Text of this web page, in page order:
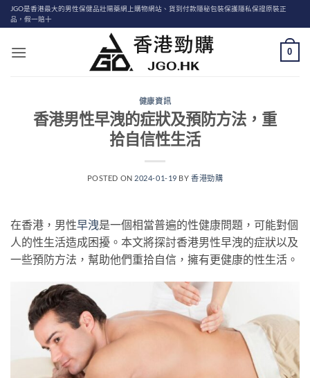
Skip
to
JGO是香港最大的男性保健品壯陽藥網上購物網站、貨到付款隱秘包裝保護隱私保證原裝正
品，假一賠十
0
健康資訊
香港男性早洩的症狀及預防方法，重
拾自信性生活
POSTED ON 2024-01-19 BY香港勁購
在香港，男性早洩是一個相當普遍的性健康問題，可能對個
人的性生活造成困擾。本文將探討香港男性早洩的症狀以及
一些預防方法，幫助他們重拾自信，擁有更健康的性生活。